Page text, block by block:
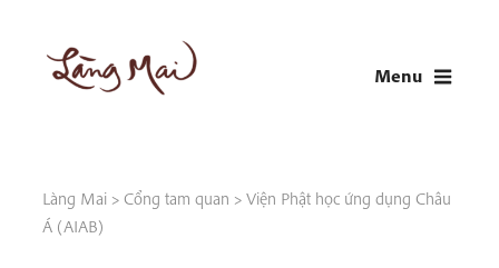
content
Menu
Làng Mai > Cổng tam quan > Viện Phật học ứng dụng Châu
Á (AIAB)